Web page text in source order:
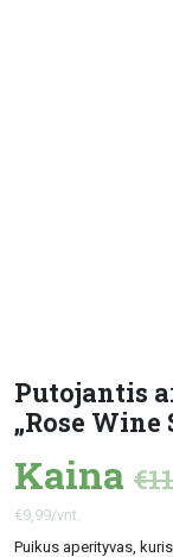
Putojantis
„Rose Wine
Kaina
€9,99/vnt.
Puikus aperityvas,